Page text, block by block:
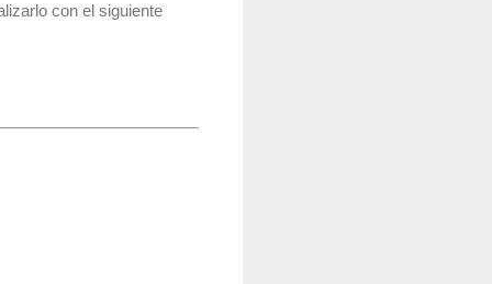
con el siguiente